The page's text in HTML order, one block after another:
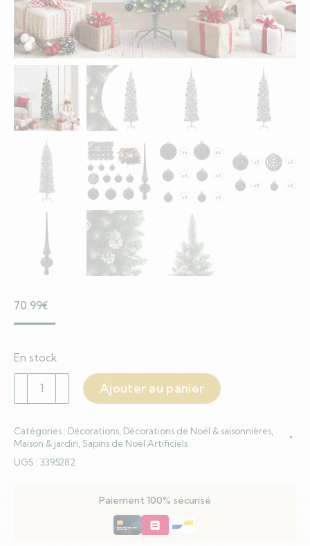
70.99€
En stock
quantité
de
Noël
artificiel
Ajouter au panier
Catégories : Décorations Décorations de Noël & saisonnières
Maison & jardin Sapins de Noël Artificiels
UGS : 3395282
Paiement 100% sécurisé